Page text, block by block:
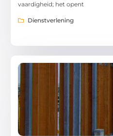
vaardigheid; het opent
Dienstverlening